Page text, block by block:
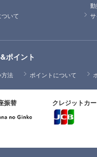
ついて
ポイント
方法 ポイントについて
振替 クレジットカ